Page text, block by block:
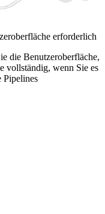
erforderlich
die Benutzeroberfläche,
vollständig, wenn Sie es
Pipelines